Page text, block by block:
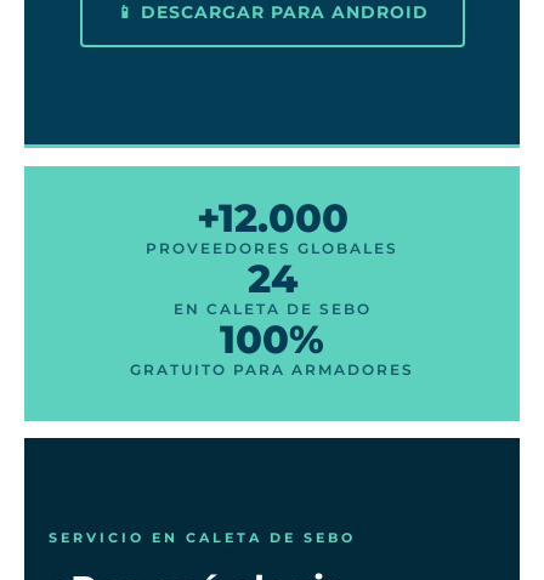
📱 DESCARGAR PARA ANDROID
+12.000
PROVEEDORES GLOBALES
24
EN CALETA DE SEBO
100%
GRATUITO PARA ARMADORES
SERVICIO EN CALETA DE SEBO